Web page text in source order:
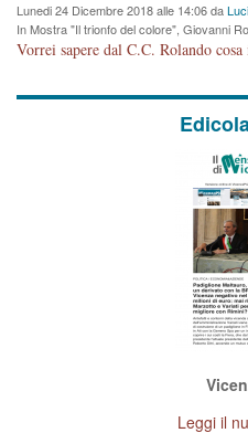
Lunedi 24 Dicembre 2018 alle 14:06 da
In Mostra "Il trionfo del colore", Giovanni
Leggi il